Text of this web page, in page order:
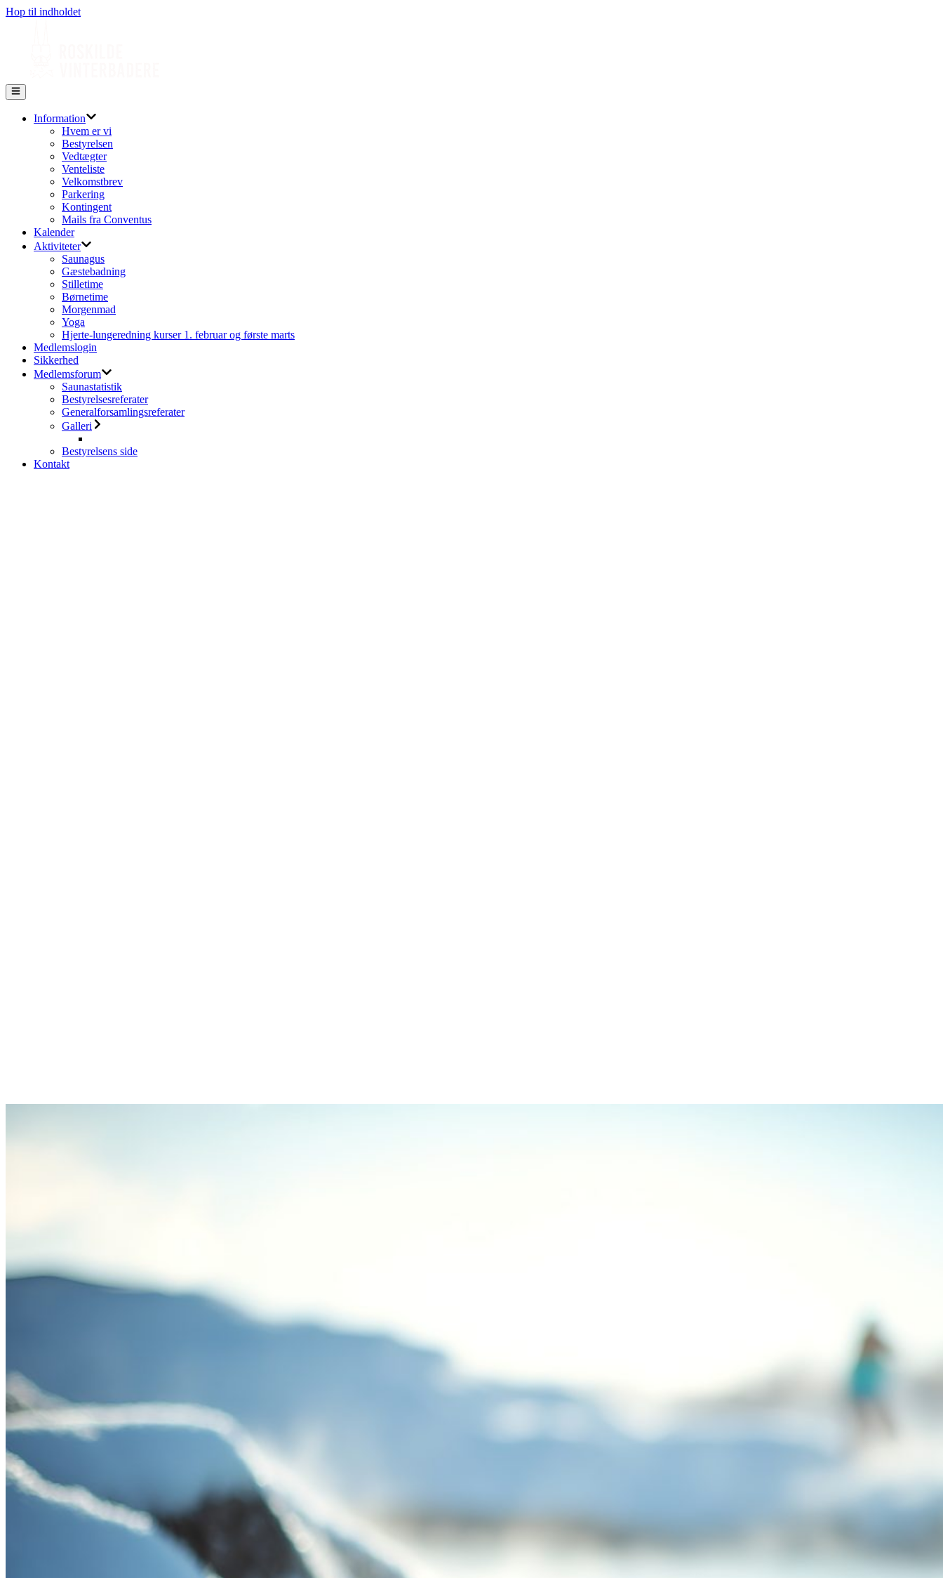
Hop til indholdet
Information
Hvem er vi
Bestyrelsen
Vedtægter
Venteliste
Velkomstbrev
Parkering
Kontingent
Mails fra Conventus
Kalender
Aktiviteter
Saunagus
Gæstebadning
Stilletime
Børnetime
Morgenmad
Yoga
Hjerte-lungeredning kurser 1. februar og første marts
Medlemslogin
Sikkerhed
Medlemsforum
Saunastatistik
Bestyrelsesreferater
Generalforsamlingsreferater
Galleri
Bestyrelsens side
Kontakt